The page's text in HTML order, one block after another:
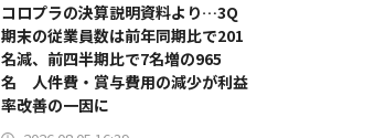
コロプラの決算説明資料より…3Q
期末の従業員数は前年同期比で201
名減、前四半期比で7名増の965
名 人件費・賞与費用の減少が利益
率改善の一因に